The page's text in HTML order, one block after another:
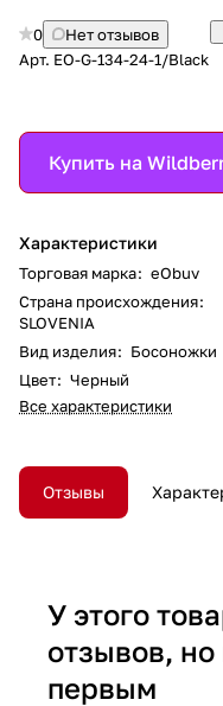
0
Нет отзывов
Арт. EO-G-134-24-1/Black
Купить на
Характеристики
Торговая марка: eObuv
Страна происхождения:
SLOVENIA
Вид изделия: Босоножки
Цвет: Черный
Все характеристики
Отзывы
У этого
отзывов,
первым